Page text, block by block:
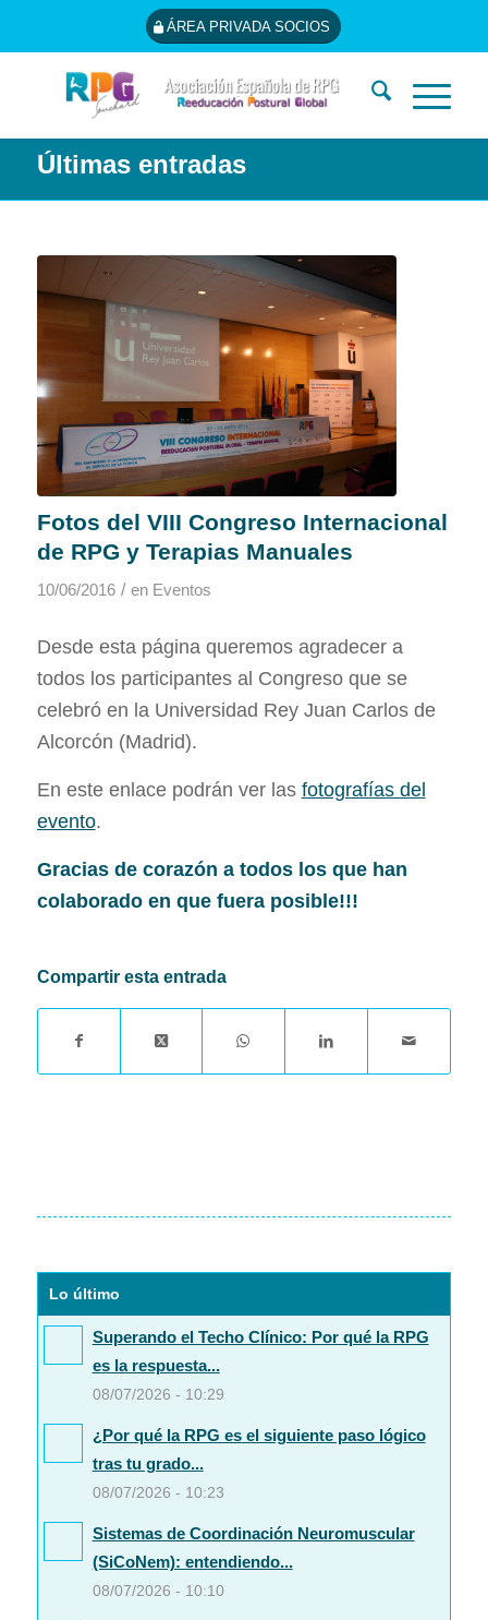
ÁREA PRIVADA SOCIOS
Últimas entradas
Fotos del VIII Congreso Internacional
de RPG y Terapias Manuales
10/06/2016 / en Eventos
Desde esta página queremos agradecer a
todos los participantes al Congreso que se
celebró en la Universidad Rey Juan Carlos de
Alcorcón (Madrid).
En este enlace podrán ver las fotografías del
evento.
Gracias de corazón a todos los que han
colaborado en que fuera posible!!!
Compartir esta entrada
Lo último
Superando el Techo Clínico: Por qué la RPG
es la respuesta...
08/07/2026 - 10:29
¿Por qué la RPG es el siguiente paso lógico
tras tu grado...
08/07/2026 - 10:23
Sistemas de Coordinación Neuromuscular
(SiCoNem): entendiendo...
08/07/2026 - 10:10